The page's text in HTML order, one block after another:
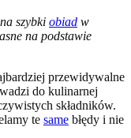
szybki obiad w
na podstawie
przewidywalne
do kulinarnej
składników.
te same błędy i nie